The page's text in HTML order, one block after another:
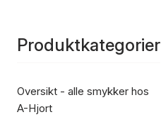
Produktkategorier
Oversikt - alle smykker hos
A-Hjort